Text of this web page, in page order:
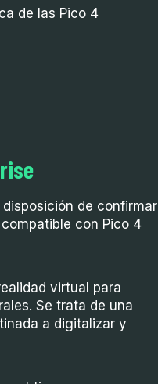
de las Pico 4
de confirmar
con Pico 4
virtual para
Se trata de una
a digitalizar y